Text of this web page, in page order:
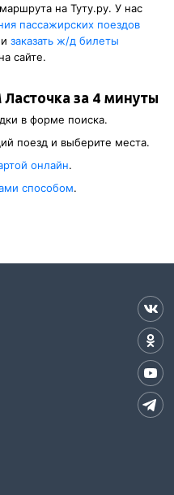
на Туту.ру. У нас
пассажирских поездов
заказать ж/д билеты
сайте.
за 4 минуты
в форме поиска.
поезд и выберите места.
онлайн.
способом.